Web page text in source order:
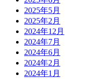
2025年5月
2025年2月
2024年12月
2024年7月
2024年6月
2024年2月
2024年1月